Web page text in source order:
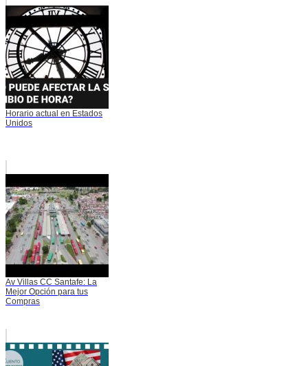
Horario actual en Estados
Unidos
Av Villas CC Santafe: La
Mejor Opción para tus
Compras